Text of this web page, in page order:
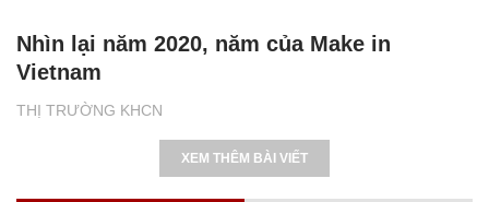
THỊ TRƯỜNG KHCN
Nhìn lại năm 2020, năm của Make in
Vietnam
XEM THÊM BÀI VIẾT